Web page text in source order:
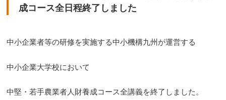
成コース全日程終了しました
中小企業者等の研修を実施する中小機構九州が運営する
中小企業大学校において
中堅・若手農業者人財養成コース全講義を終了しました。